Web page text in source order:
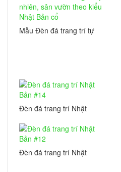
Mẫu Đèn đá trang trí tự
Đèn đá trang trí Nhật
Đèn đá trang trí Nhật